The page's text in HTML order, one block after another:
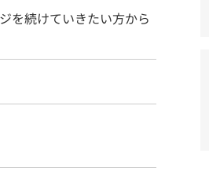
を続けていきたい方から